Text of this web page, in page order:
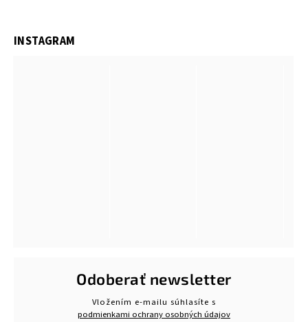
INSTAGRAM
Odoberať newsletter
Vložením e-mailu súhlasíte s
podmienkami ochrany osobných údajov